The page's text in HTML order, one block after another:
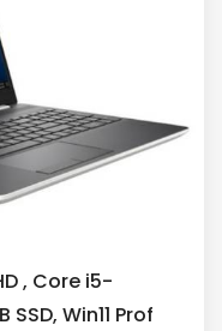
, Core i5-
SSD, Win11 Prof